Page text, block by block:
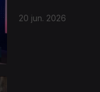
20 jun. 2026